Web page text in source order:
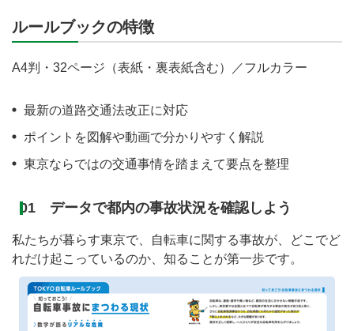
ルールブックの特徴
A4判・32ページ（表紙・裏表紙含む）／フルカラー
最新の道路交通法改正に対応
ポイントを図解や動画で分かりやすく解説
東京ならではの交通事情を踏まえて要点を整理
01 データで都内の事故状況を確認しよう
私たちが暮らす東京で、自転車に関する事故が、どこでど
れだけ起こっているのか、知ることが第一歩です。